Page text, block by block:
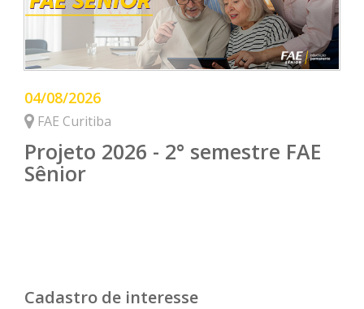
04/08/2026
FAE Curitiba
Projeto 2026 - 2° semestre FAE
Sênior
Cadastro de interesse